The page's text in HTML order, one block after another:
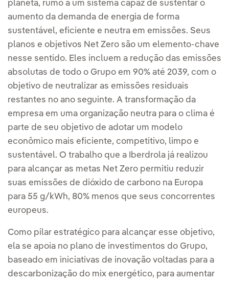
planeta, rumo a um sistema capaz de sustentar o
aumento da demanda de energia de forma
sustentável, eficiente e neutra em emissões. Seus
planos e objetivos Net Zero são um elemento-chave
nesse sentido. Eles incluem a redução das emissões
absolutas de todo o Grupo em 90% até 2039, com o
objetivo de neutralizar as emissões residuais
restantes no ano seguinte. A transformação da
empresa em uma organização neutra para o clima é
parte de seu objetivo de adotar um modelo
econômico mais eficiente, competitivo, limpo e
sustentável. O trabalho que a Iberdrola já realizou
para alcançar as metas Net Zero permitiu reduzir
suas emissões de dióxido de carbono na Europa
para 55 g/kWh, 80% menos que seus concorrentes
europeus.
Como pilar estratégico para alcançar esse objetivo,
ela se apoia no plano de investimentos do Grupo,
baseado em iniciativas de inovação voltadas para a
descarbonização do mix energético, para aumentar